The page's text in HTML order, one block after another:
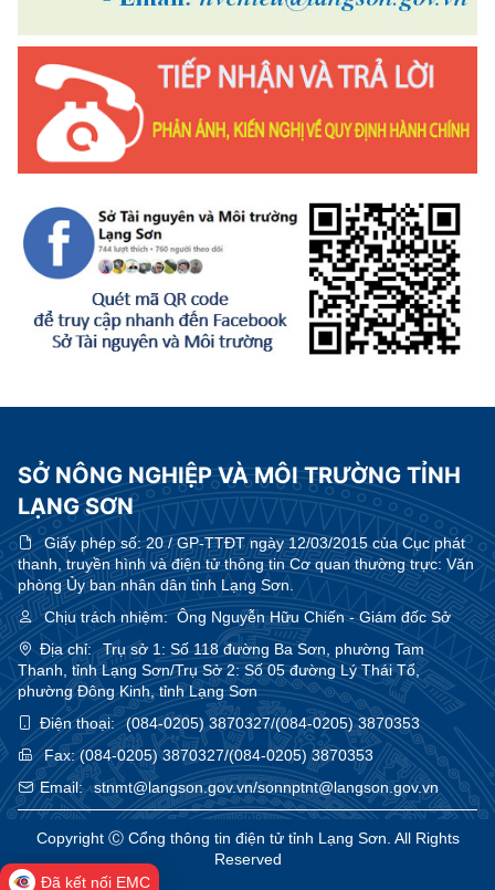
SỞ NÔNG NGHIỆP VÀ MÔI TRƯỜNG TỈNH
LẠNG SƠN
Giấy phép số:20 / GP-TTĐT ngày 12/03/2015 của Cục phát
thanh, truyền hình và điện tử thông tin Cơ quan thường trực: Văn
phòng Ủy ban nhân dân tỉnh Lạng Sơn.
Chịu trách nhiệm:Ông Nguyễn Hữu Chiến - Giám đốc Sở
Địa chỉ:
Trụ sở 1: Số 118 đường Ba Sơn, phường Tam
Thanh, tỉnh Lạng Sơn/Trụ Sở 2: Số 05 đường Lý Thái Tổ,
phường Đông Kinh, tỉnh Lạng Sơn
Điện thoại:
(084-0205) 3870327/(084-0205) 3870353
Fax:(084-0205) 3870327/(084-0205) 3870353
Email:
stnmt@langson.gov.vn/sonnptnt@langson.gov.vn
Copyright Ⓒ Cổng thông tin điện tử tỉnh Lạng Sơn. All Rights
Reserved
Đã kết nối EMC